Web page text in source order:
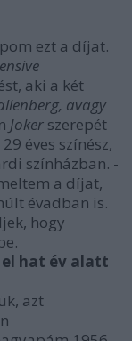
ezt a díjat.
aki a két
avagy
Joker szerepét
éves színész,
színházban. -
a díjat,
évadban is.
hogy
hat év alatt
azt